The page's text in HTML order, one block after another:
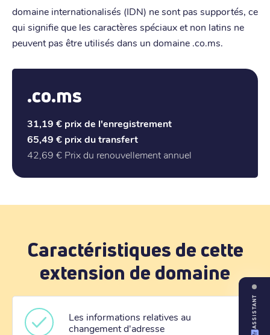
domaine internationalisés (IDN) ne sont pas supportés, ce
qui signifie que les caractères spéciaux et non latins ne
peuvent pas être utilisés dans un domaine .co.ms.
.co.ms
31,19 € prix de l'enregistrement
65,49 € prix du transfert
42,69 € Prix du renouvellement annuel
Caractéristiques de cette
extension de domaine
Les informations relatives au
changement d'adresse
ASSISTANT